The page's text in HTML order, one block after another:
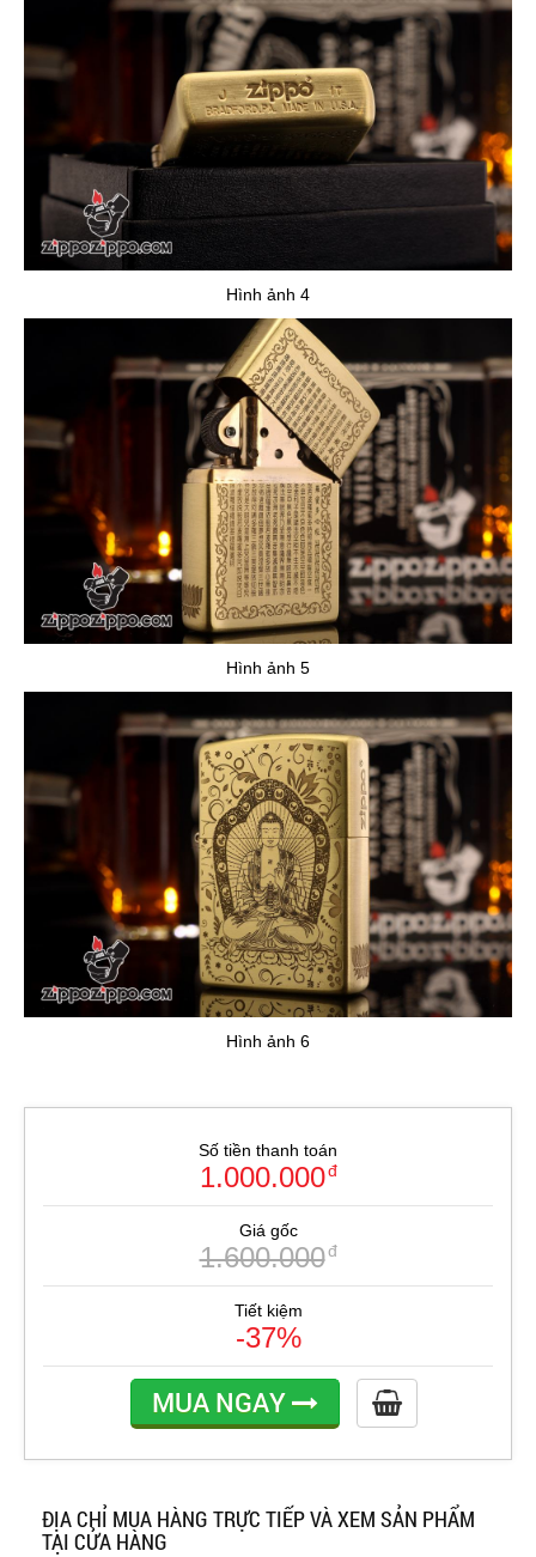
Hình ảnh 4
Hình ảnh 5
Hình ảnh 6
Số tiền thanh toán
1.000.000đ
Giá gốc
1.600.000đ
Tiết kiệm
-37%
MUA NGAY
ĐỊA CHỈ MUA HÀNG TRỰC TIẾP VÀ XEM SẢN PHẨM
TẠI CỬA HÀNG